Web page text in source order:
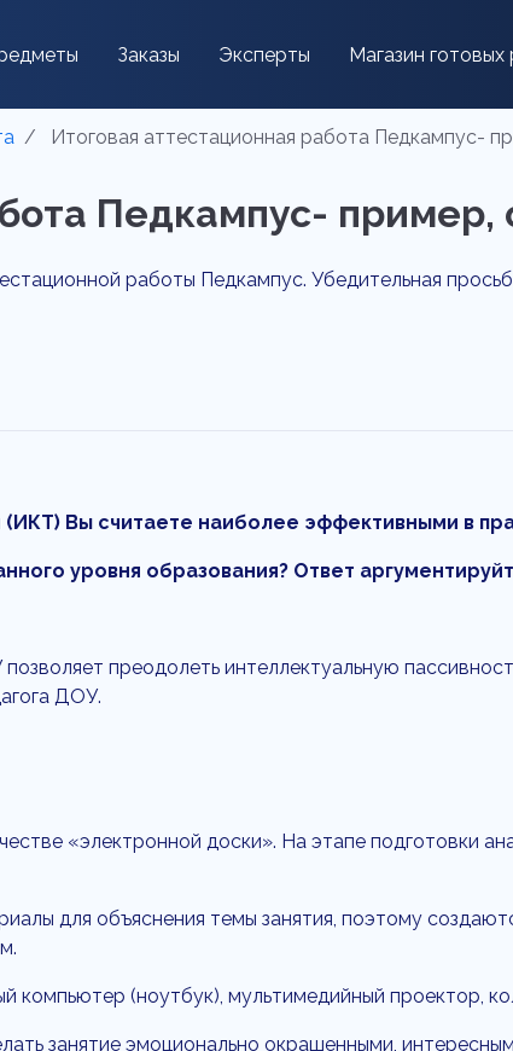
Заказы Эксперты Магазин готовых
Итоговая аттестационная работа Педкампус-
Педкампус- пример,
работы Педкампус. Убедительная
Вы считаете наиболее эффективными в
уровня образования? Ответ
преодолеть интеллектуальную
ДОУ.
«электронной доски». На этапе подготовки
для объяснения темы занятия, поэтому
компьютер (ноутбук), мультимедийный проектор,
занятие эмоционально окрашенными,